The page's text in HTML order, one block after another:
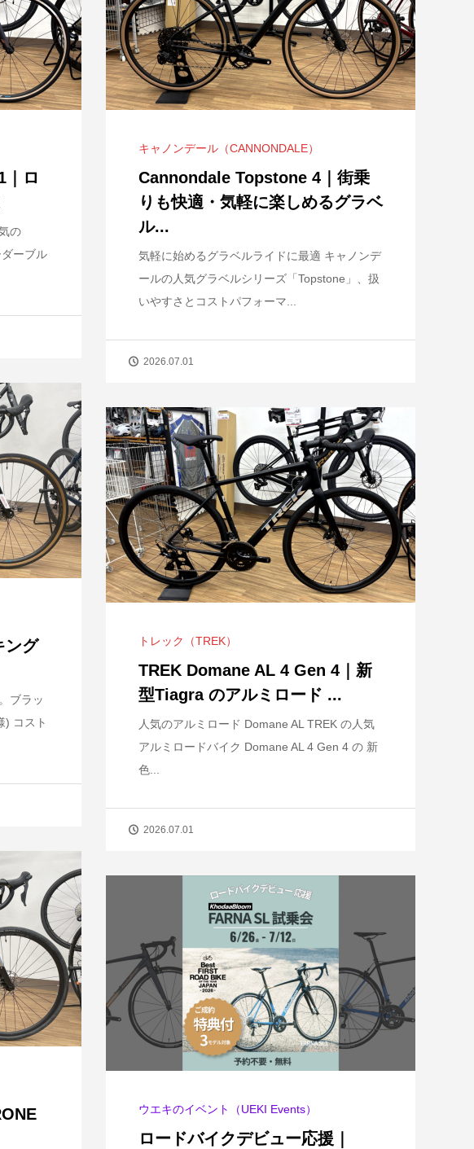
｜ロ
の
ーブル
キャノンデール（CANNONDALE）
Cannondale Topstone 4｜街乗
りも快適・気軽に楽しめるグラベ
ル...
気軽に始めるグラベルライドに最適 キャノンデ
ールの人気グラベルシリーズ「Topstone」、扱
いやすさとコストパフォーマ...
2026.07.01
ング
ブラッ
) コスト
トレック（TREK）
TREK Domane AL 4 Gen 4｜新
型Tiagra のアルミロード ...
人気のアルミロード Domane AL TREK の人気
アルミロードバイク Domane AL 4 Gen 4 の 新
色...
2026.07.01
ウエキのイベント（UEKI Events）
ロードバイクデビュー応援｜